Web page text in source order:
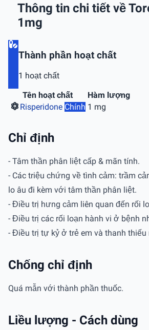
Thông tin chi tiết về
1mg
Thành phần hoạt chất
1 hoạt chất
Tên hoạt chất
Hàm lượng
Risperidone Chính 1 mg
Chỉ định
- Tâm thần phân liệt cấp & mãn tính.
- Các triệu chứng về tình cảm: trầm
lo âu đi kèm với tâm thần phân liệt.
- Điều trị hưng cảm liên quan đến rối
- Điều trị các rối loạn hành vi ở bệnh
- Điều trị tự kỷ ở trẻ em và thanh thiếu
Chống chỉ định
Quá mẫn với thành phần thuốc.
Liều lượng - Cách dùng